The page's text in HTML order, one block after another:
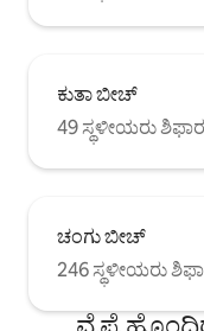
ಕುತಾ ಬೀಚ್
49 ಸ್ಥಳೀಯರು
ಚಂಗು ಬೀಚ್
246 ಸ್ಥಳೀಯರು